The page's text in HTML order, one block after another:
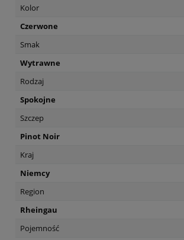
Kolor
Czerwone
Smak
Wytrawne
Rodzaj
Spokojne
Szczep
Pinot Noir
Kraj
Niemcy
Region
Rheingau
Pojemność